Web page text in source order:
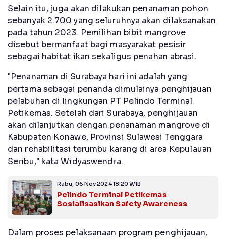
Selain itu, juga akan dilakukan penanaman pohon
sebanyak 2.700 yang seluruhnya akan dilaksanakan
pada tahun 2023. Pemilihan bibit mangrove
disebut bermanfaat bagi masyarakat pesisir
sebagai habitat ikan sekaligus penahan abrasi.
"Penanaman di Surabaya hari ini adalah yang
pertama sebagai penanda dimulainya penghijauan
pelabuhan di lingkungan PT Pelindo Terminal
Petikemas. Setelah dari Surabaya, penghijauan
akan dilanjutkan dengan penanaman mangrove di
Kabupaten Konawe, Provinsi Sulawesi Tenggara
dan rehabilitasi terumbu karang di area Kepulauan
Seribu," kata Widyaswendra.
Rabu, 06 Nov 2024 18:20 WIB
Pelindo Terminal Petikemas
Sosialisasikan Safety Awareness
Dalam proses pelaksanaan program penghijauan,